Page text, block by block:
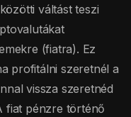
váltást teszi
(fiatra). Ez
profitálni szeretnél a
vissza szeretnéd
fiat pénzre történő